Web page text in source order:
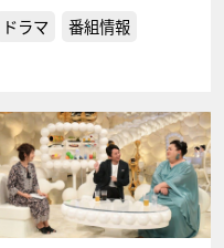
ドラマ 番組情報